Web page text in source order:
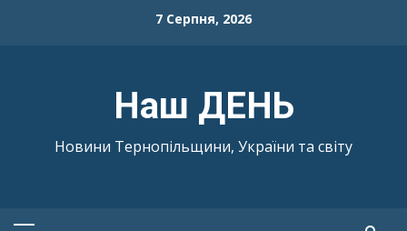
7 Серпня, 2026
Наш ДЕНЬ
Новини Тернопільщини, України та світу